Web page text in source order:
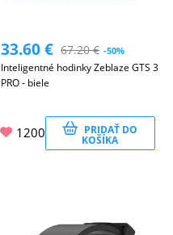
33.60€ 67.20€ -50%
Inteligentné hodinky Zeblaze GTS 3
PRO - biele
1200 PRIDAŤ DO
KOŠÍKA